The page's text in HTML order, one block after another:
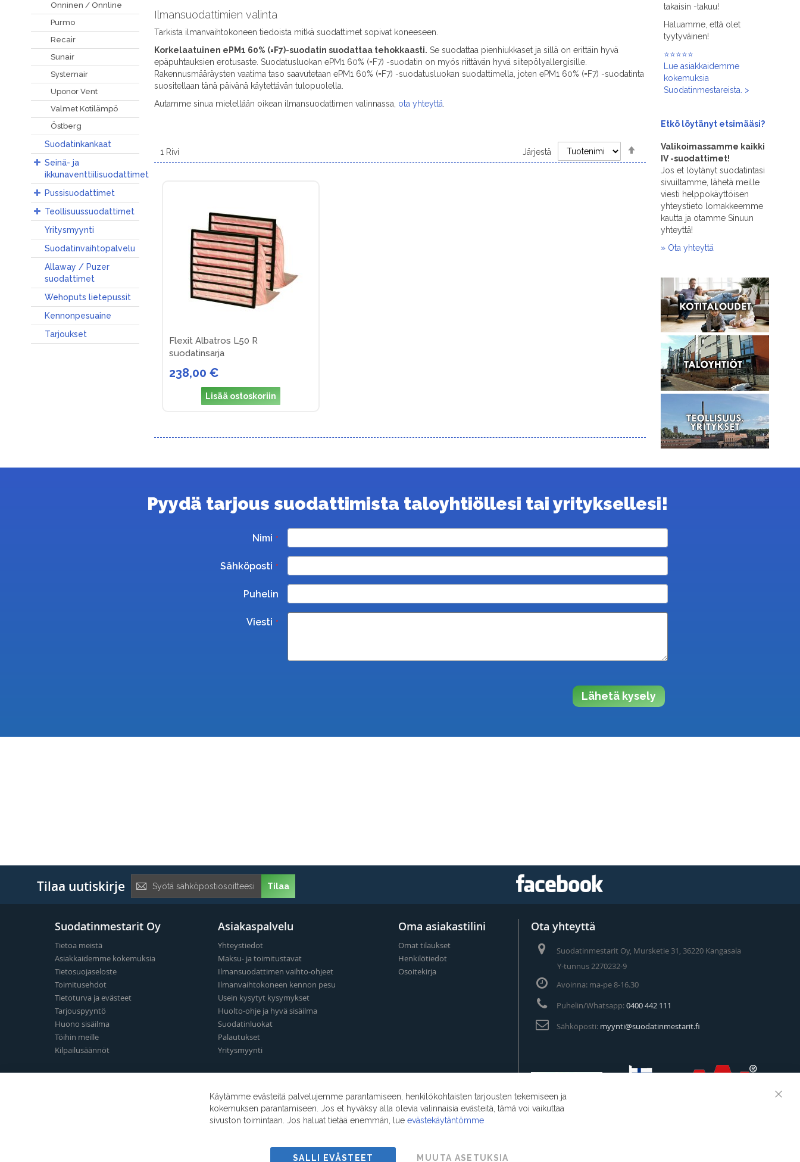
Ilmansuodattimien valinta
Tarkista ilmanvaihtokoneen tiedoista mitkä suodattimet sopivat koneeseen.
Korkelaatuinen ePM1 60% (=F7)-suodatin suodattaa tehokkaasti. Se suodattaa pienhiukkaset ja sillä on erittäin hyvä
epäpuhtauksien erotusaste. Suodatusluokan ePM1 60% (=F7) -suodatin on myös riittävän hyvä siitepölyallergisille.
Rakennusmääräysten vaatima taso saavutetaan ePM1 60% (=F7) -suodatusluokan suodattimella, joten ePM1 60% (=F7) -suodatinta
suositellaan tänä päivänä käytettävän tulopuolella.
Autamme sinua mielellään oikean ilmansuodattimen valinnassa, ota yhteyttä
1 Rivi Järjestä
Descending
Direction
Flexit Albatros L50 R
suodatinsarja
238,00 €
Lisää ostoskoriin
Onninen / Onnline
Purmo
Recair
Sunair
Systemair
Uponor Vent
Valmet Kotilämpö
Östberg
Suodatinkankaat
Seinä- ja
ikkunaventtiilisuodattimet
Pussisuodattimet
Teollisuussuodattimet
Yritysmyynti
Suodatinvaihtopalvelu
Allaway / Puzer
suodattimet
Wehoputs lietepussit
Kennonpesuaine
Tarjoukset
takaisin -takuu!
Haluamme, että olet
tyytyväinen!
⭐⭐⭐⭐⭐
Lue asiakkaidemme
kokemuksia
Suodatinmestareista. >
Etkö löytänyt etsimääsi?
Valikoimassamme kaikki
IV -suodattimet!
Jos et löytänyt suodatintasi
sivuiltamme, lähetä meille
viesti helppokäyttöisen
yhteystieto lomakkeemme
kautta ja otamme Sinuun
yhteyttä!
» Ota yhteyttä
Pyydä tarjous suodattimista taloyhtiöllesi tai yrityksellesi!
Nimi
Sähköposti
Puhelin
Viesti
Lähetä kysely
Tilaa uutiskirje
uutiskirje:
Tilaa
Suodatinmestarit Oy
Tietoa meistä
Asiakkaidemme kokemuksia
Tietosuojaseloste
Toimitusehdot
Tietoturva ja evästeet
Tarjouspyyntö
Huono sisäilma
Töihin meille
Kilpailusäännöt
Asiakaspalvelu
Yhteystiedot
Maksu- ja toimitustavat
Ilmansuodattimen vaihto-ohjeet
Ilmanvaihtokoneen kennon pesu
Usein kysytyt kysymykset
Huolto-ohje ja hyvä sisäilma
Suodatinluokat
Palautukset
Yritysmyynti
Oma asiakastilini
Omat tilaukset
Henkilötiedot
Osoitekirja
Ota yhteyttä
Suodatinmestarit Oy, Mursketie 31, 36220 Kangasala
Y-tunnus 2270232-9
Avoinna: ma-pe 8-16.30
Puhelin/Whatsapp:0400 442 111
Sähköposti: myynti@suodatinmestarit.fi
Käytämme evästeitä palvelujemme parantamiseen, henkilökohtaisten tarjousten tekemiseen ja
kokemuksen parantamiseen. Jos et hyväksy alla olevia valinnaisia evästeitä, tämä voi vaikuttaa
sivuston toimintaan. Jos haluat tietää enemmän, lue evästekäytäntömme
SALLI EVÄSTEET MUUTA ASETUKSIA